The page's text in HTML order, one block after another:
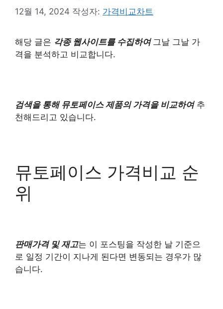
12월 14, 2024 작성자: 가격비교차트
해당 글은 각종 웹사이트를 수집하여 그날 그날 가
격을 분석하고 비교합니다.
검색을 통해 뮤토페이스 제품의 가격을 비교하여추
천해드리고 있습니다.
뮤토페이스 가격비교 순
위
판매가격 및 재고는 이 포스팅을 작성한 날 기준으
로 일정 기간이 지나게 된다면 변동되는 경우가 많
습니다.